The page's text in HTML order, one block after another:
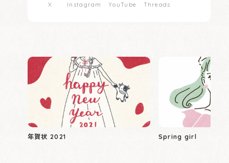
X Instagram YouTube Threads
年賀状 2021 Spring girl